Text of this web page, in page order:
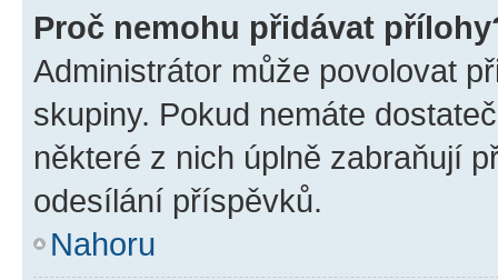
Proč nemohu přidávat
Administrátor může povolovat
skupiny. Pokud nemáte
některé z nich úplně zabraňují
odesílání příspěvků.
Nahoru